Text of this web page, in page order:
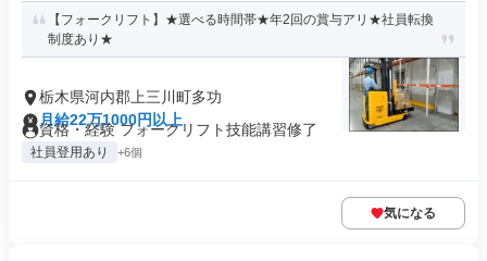
【フォークリフト】★選べる時間帯★年2回の賞与アリ★社員転換
制度あり★
栃木県河内郡上三川町多功
月給22万1000円以上
資格・経験 フォークリフト技能講習修了
社員登用あり +6個
気になる